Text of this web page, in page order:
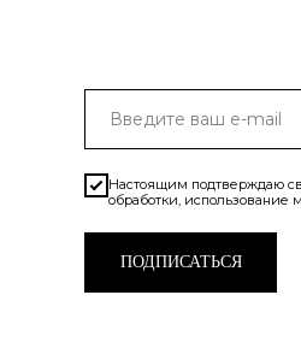
Настоящим подтверждаю
обработки, использование
ПОДПИСАТЬСЯ